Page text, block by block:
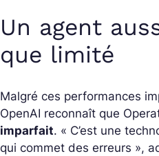
Un agent
que limité
Malgré ces performances
OpenAI reconnaît que
imparfait. « C’est une
qui commet des erreurs »,